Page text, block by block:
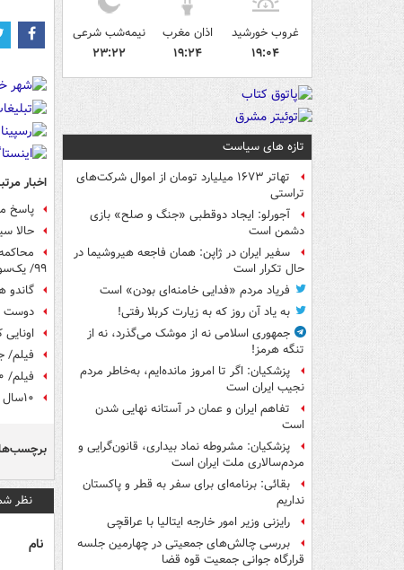
غروب خورشید
۱۹:۰۴
اذان مغرب
۱۹:۲۴
نیمه‌شب شرعی
۲۳:۲۲
تازه های سیاست
تهاتر ۱۶۷۳ میلیارد تومان از اموال شرکت‌های
تراستی
آجورلو: ایجاد دوقطبی «جنگ و صلح‌» بازی
دشمن است
سفیر ایران در ژاپن: همان فاجعه هیروشیما در
حال تکرار است
فریاد مردم «فدایی خامنه‌ای بودن» است
به یاد آن روز که به زیارت کربلا رفتی!
جمهوری اسلامی نه از موشک می‌گذرد، نه از
تنگه هرمز!
پزشکیان: اگر تا امروز مانده‌ایم، به‌خاطر مردم
نجیب ایران است
تفاهم ایران و عمان در آستانه نهایی شدن
است
پزشکیان: مشروطه نماد بیداری، قانون‌گرایی و
مردم‌سالاری ملت ایران است
بقائی: برنامه‌ای برای سفر به قطر و پاکستان
نداریم
رایزنی وزیر امور خارجه ایتالیا با عراقچی
بررسی چالش‌های جمعیتی در چهارمین جلسه
قرارگاه جوانی جمعیت قوه قضا
اخبار
پاسخ
حالا ‎سیف و ‎عراقچی عاملند، آمر چی شد؟
۹۹/ یک‌سوم خودروهای نو به پارکینگ می‌روند/ پاسخ حمایت از لوازم خانگی داخلی افزایش قیمت نبود!
گاندو
دوست
فیلم/
فیلم/ ۱۰ سال حبس برای ولی الله سیف
۱۰سال حبس برای ولی‌الله سیف
نظر
نام